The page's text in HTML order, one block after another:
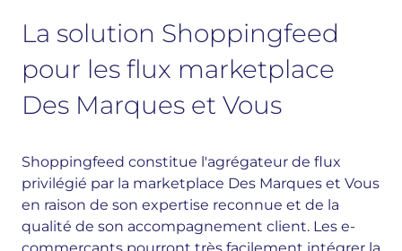
La solution Shoppingfeed
pour les flux marketplace
Des Marques et Vous
Shoppingfeed constitue l'agrégateur de flux
privilégié par la marketplace Des Marques et Vous
en raison de son expertise reconnue et de la
qualité de son accompagnement client. Les e-